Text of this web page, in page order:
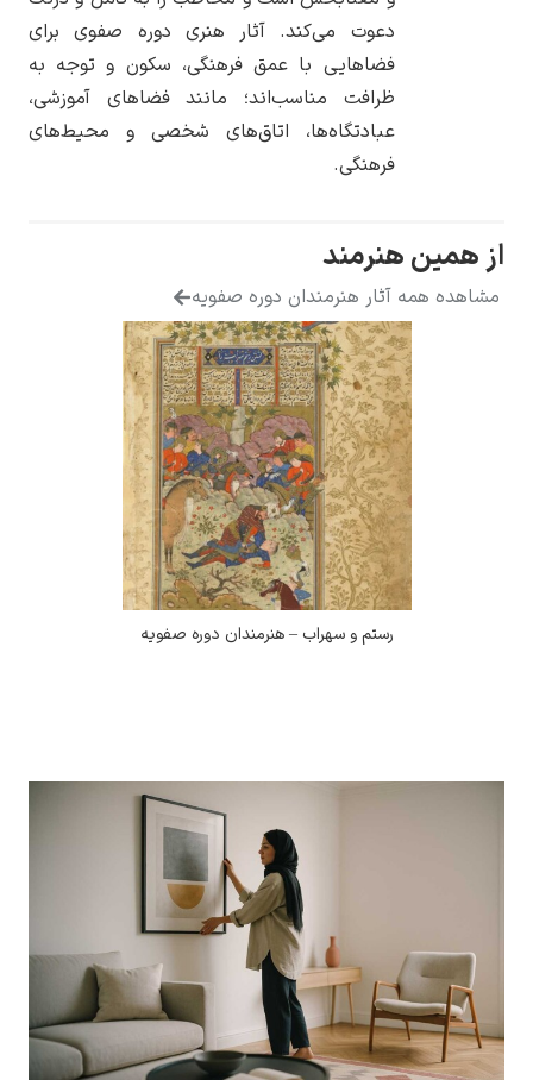
دعوت می‌کند. آثار هنری دوره صفوی برای
فضاهایی با عمق فرهنگی، سکون و توجه به
ظرافت مناسب‌اند؛ مانند فضاهای آموزشی،
عبادتگاه‌ها، اتاق‌های شخصی و محیط‌های
فرهنگی.
از همین هنرمند
مشاهده همه آثار هنرمندان دوره صفویه
رستم و سهراب – هنرمندان دوره صفویه